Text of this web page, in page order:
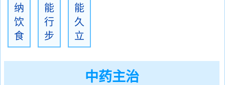
纳
饮
食
能
行
步
能
久
立
中药主治